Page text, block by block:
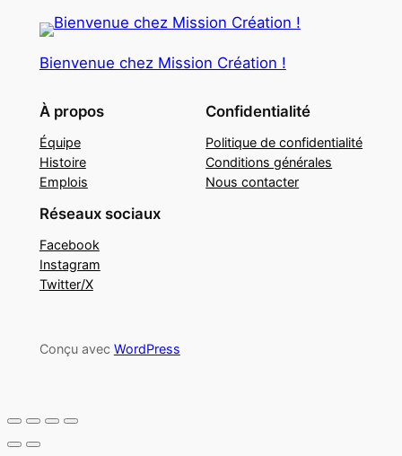
Bienvenue chez Mission Création !
À propos
Équipe
Histoire
Emplois
Confidentialité
Politique de confidentialité
Conditions générales
Nous contacter
Réseaux sociaux
Facebook
Instagram
Twitter/X
Conçu avec WordPress